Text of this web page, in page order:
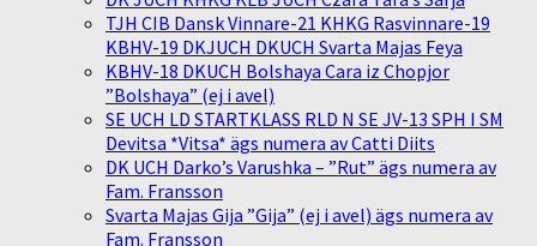
TJH CIB Dansk Vinnare-21 KHKG Rasvinnare-19
KBHV-19 DKJUCH DKUCH Svarta Majas Feya
KBHV-18 DKUCH Bolshaya Cara iz Chopjor
”Bolshaya” (ej i avel)
SE UCH LD STARTKLASS RLD N SE JV-13 SPH I SM
Devitsa *Vitsa* ägs numera av Catti Diits
DK UCH Darko’s Varushka – ”Rut” ägs numera av
Fam. Fransson
Svarta Majas Gija ”Gija” (ej i avel) ägs numera av
Fam. Fransson